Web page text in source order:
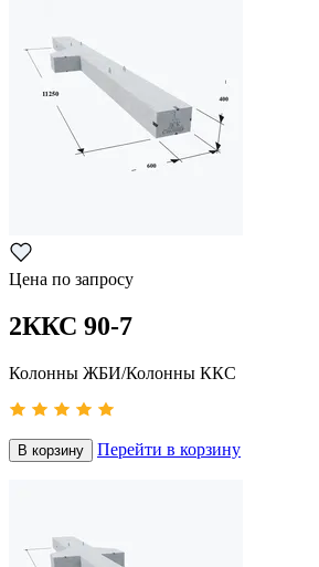
Цена по запросу
2ККС 90-7
Колонны ЖБИ/Колонны ККС
В корзину Перейти в корзину